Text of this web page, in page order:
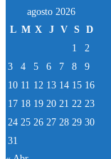
agosto 2026
L M X J V S D
1
2
3
4 5 6 7 8
9
10 11 12 13 14 15 16
17 18 19 20 21 22 23
24 25 26 27 28 29 30
31